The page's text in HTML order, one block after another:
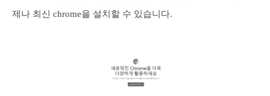
제나 최신 chrome을 설치할 수 있습니다.